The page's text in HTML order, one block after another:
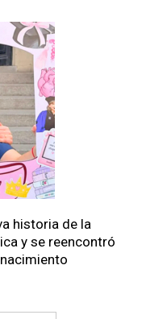
historia de la
y se reencontró